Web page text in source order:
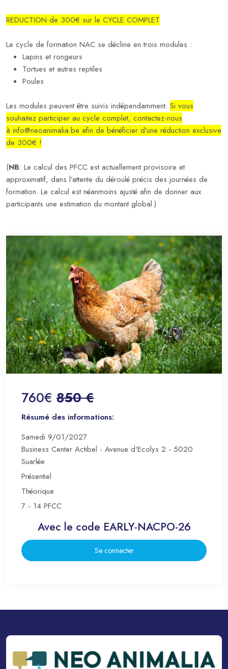
REDUCTION de 300€ sur le CYCLE COMPLET
Le cycle de formation NAC se décline en trois modules :
Lapins et rongeurs
Tortues et autres reptiles
Poules
Les modules peuvent être suivis indépendamment. Si vous
souhaitez participer au cycle complet, contactez-nous
à info@neoanimalia.be afin de bénéficier d’une réduction exclusive
de 300€ !
(NB: Le calcul des PFCC est actuellement provisoire et
approximatif, dans l’attente du déroulé précis des journées de
formation. Le calcul est néanmoins ajusté afin de donner aux
participants une estimation du montant global.)
760€ 850 €
Résumé des informations:
Samedi 9/01/2027
Business Center Actibel - Avenue d'Ecolys 2 - 5020
Suarlée
Présentiel
Théorique
7 - 14 PFCC
Avec le code EARLY-NACPO-26
Se connecter